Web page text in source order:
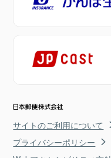
サイトのご利用について
プライバシーポリシー